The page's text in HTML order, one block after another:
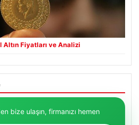
Altın Fiyatları ve Analizi
bize ulaşın, firmanızı hemen